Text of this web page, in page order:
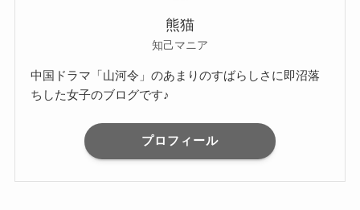
熊猫
知己マニア
中国ドラマ「山河令」のあまりのすばらしさに即沼落
ちした女子のブログです♪
プロフィール